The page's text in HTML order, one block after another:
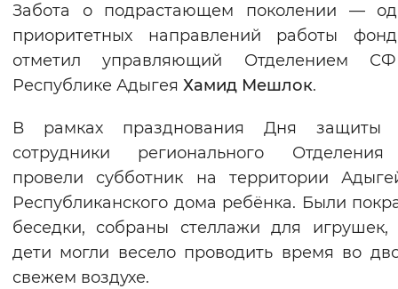
Вернуть стандартные настройки
Забота о подрастающем поколении —
приоритетных направлений работы
отметил управляющий Отделением
Республике Адыгея Хамид Мешлок.
В рамках празднования Дня защиты
сотрудники регионального
провели субботник на территории
Республиканского дома ребёнка. Были
беседки, собраны стеллажи для игрушек,
дети могли весело проводить время во
свежем воздухе.